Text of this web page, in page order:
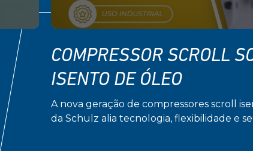
COMPRESSOR SCROLL
ISENTO DE ÓLEO
A nova geração de compressores scroll
da Schulz alia tecnologia, flexibilidade e